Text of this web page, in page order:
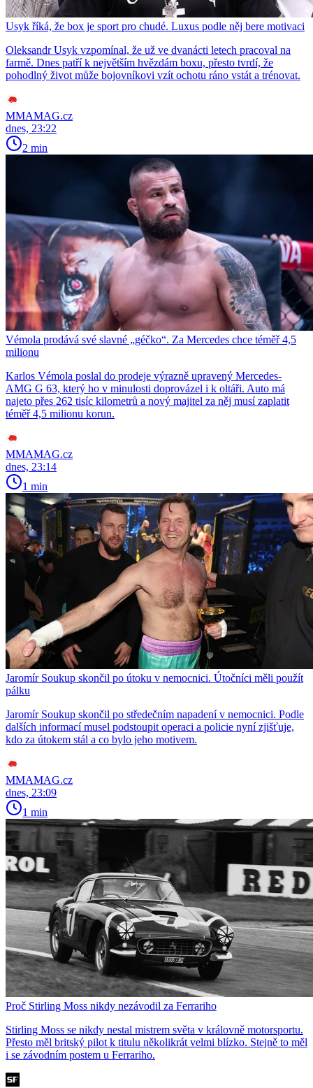
Usyk říká, že box je sport pro chudé. Luxus podle něj bere motivaci
Oleksandr Usyk vzpomínal, že už ve dvanácti letech pracoval na
farmě. Dnes patří k největším hvězdám boxu, přesto tvrdí, že
pohodlný život může bojovníkovi vzít ochotu ráno vstát a trénovat.
MMAMAG.cz
dnes, 23:22
2 min
Vémola prodává své slavné „géčko“. Za Mercedes chce téměř 4,5
milionu
Karlos Vémola poslal do prodeje výrazně upravený Mercedes-
AMG G 63, který ho v minulosti doprovázel i k oltáři. Auto má
najeto přes 262 tisíc kilometrů a nový majitel za něj musí zaplatit
téměř 4,5 milionu korun.
MMAMAG.cz
dnes, 23:14
1 min
Jaromír Soukup skončil po útoku v nemocnici. Útočníci měli použít
pálku
Jaromír Soukup skončil po středečním napadení v nemocnici. Podle
dalších informací musel podstoupit operaci a policie nyní zjišťuje,
kdo za útokem stál a co bylo jeho motivem.
MMAMAG.cz
dnes, 23:09
1 min
Proč Stirling Moss nikdy nezávodil za Ferrariho
Stirling Moss se nikdy nestal mistrem světa v královně motorsportu.
Přesto měl britský pilot k titulu několikrát velmi blízko. Stejně to měl
i se závodním postem u Ferrariho.